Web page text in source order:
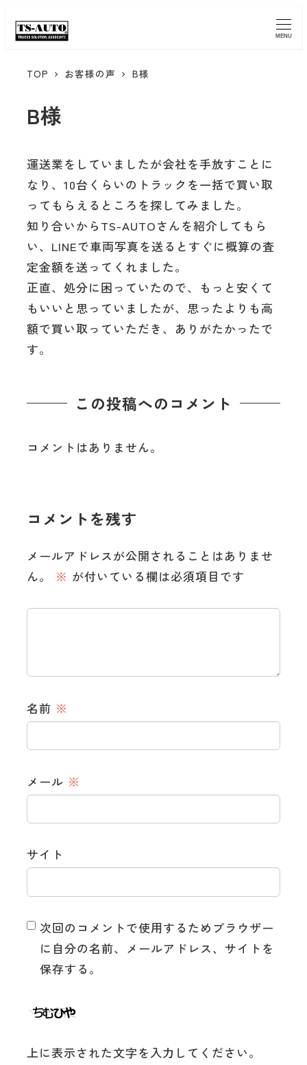
MENU
TOP お客様の声 B様
B様
運送業をしていましたが会社を手放すことに
なり、10台くらいのトラックを一括で買い取
ってもらえるところを探してみました。
知り合いからTS-AUTOさんを紹介してもら
い、LINEで車両写真を送るとすぐに概算の査
定金額を送ってくれました。
正直、処分に困っていたので、もっと安くて
もいいと思っていましたが、思ったよりも高
額で買い取っていただき、ありがたかったで
す。
この投稿へのコメント
コメントはありません。
コメントを残す
メールアドレスが公開されることはありませ
ん。
※ が付いている欄は必須項目です
名前 ※
メール ※
サイト
次回のコメントで使用するためブラウザー
に自分の名前、メールアドレス、サイトを
保存する。
上に表示された文字を入力してください。